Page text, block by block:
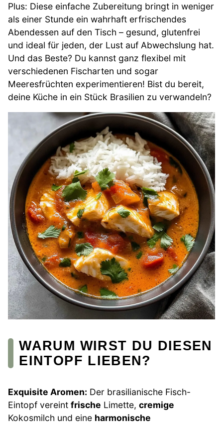
Plus: Diese einfache Zubereitung bringt in weniger
als einer Stunde ein wahrhaft erfrischendes
Abendessen auf den Tisch – gesund, glutenfrei
und ideal für jeden, der Lust auf Abwechslung hat.
Und das Beste? Du kannst ganz flexibel mit
verschiedenen Fischarten und sogar
Meeresfrüchten experimentieren! Bist du bereit,
deine Küche in ein Stück Brasilien zu verwandeln?
WARUM WIRST DU DIESEN
EINTOPF LIEBEN?
Exquisite Aromen: Der brasilianische Fisch-
Eintopf vereint frische Limette, cremige
Kokosmilch und eine harmonische